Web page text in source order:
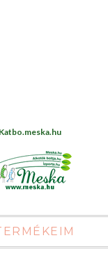
Katbo.meska.hu